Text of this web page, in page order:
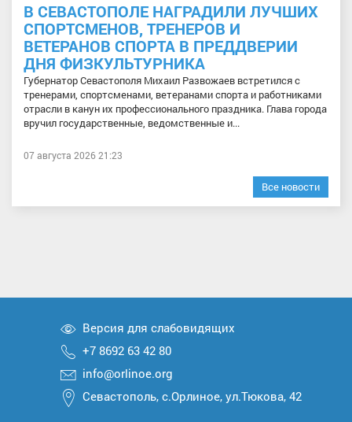
В СЕВАСТОПОЛЕ НАГРАДИЛИ ЛУЧШИХ
СПОРТСМЕНОВ, ТРЕНЕРОВ И
ВЕТЕРАНОВ СПОРТА В ПРЕДДВЕРИИ
ДНЯ ФИЗКУЛЬТУРНИКА
Губернатор Севастополя Михаил Развожаев встретился с
тренерами, спортсменами, ветеранами спорта и работниками
отрасли в канун их профессионального праздника. Глава города
вручил государственные, ведомственные и...
07 августа 2026 21:23
Все новости
Версия для слабовидящих
+7 8692 63 42 80
info@orlinoe.org
Севастополь, с.Орлиное, ул.Тюкова, 42